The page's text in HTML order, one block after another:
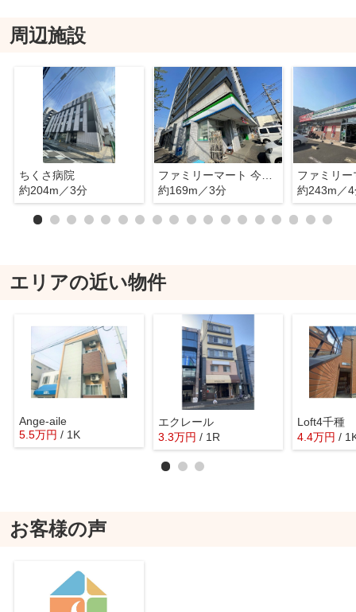
周辺施設
ちくさ病院
約204m／3分
約169m／3分
約243m／
エリアの近い物件
Ange-aile
5.5万円 / 1K
エクレール
3.3万円 / 1R
Loft4千種
4.4万円 /
お客様の声